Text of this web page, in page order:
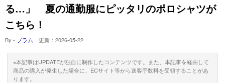
る…」 夏の通勤服にピッタリのポロシャツが
こちら！
By - プラム 更新： 2026-05-22
※本記事はUPDATEが独自に制作したコンテンツです。また、本記事を経由して
商品の購入が発生した場合に、ECサイト等から送客手数料を受領することがあ
ります。